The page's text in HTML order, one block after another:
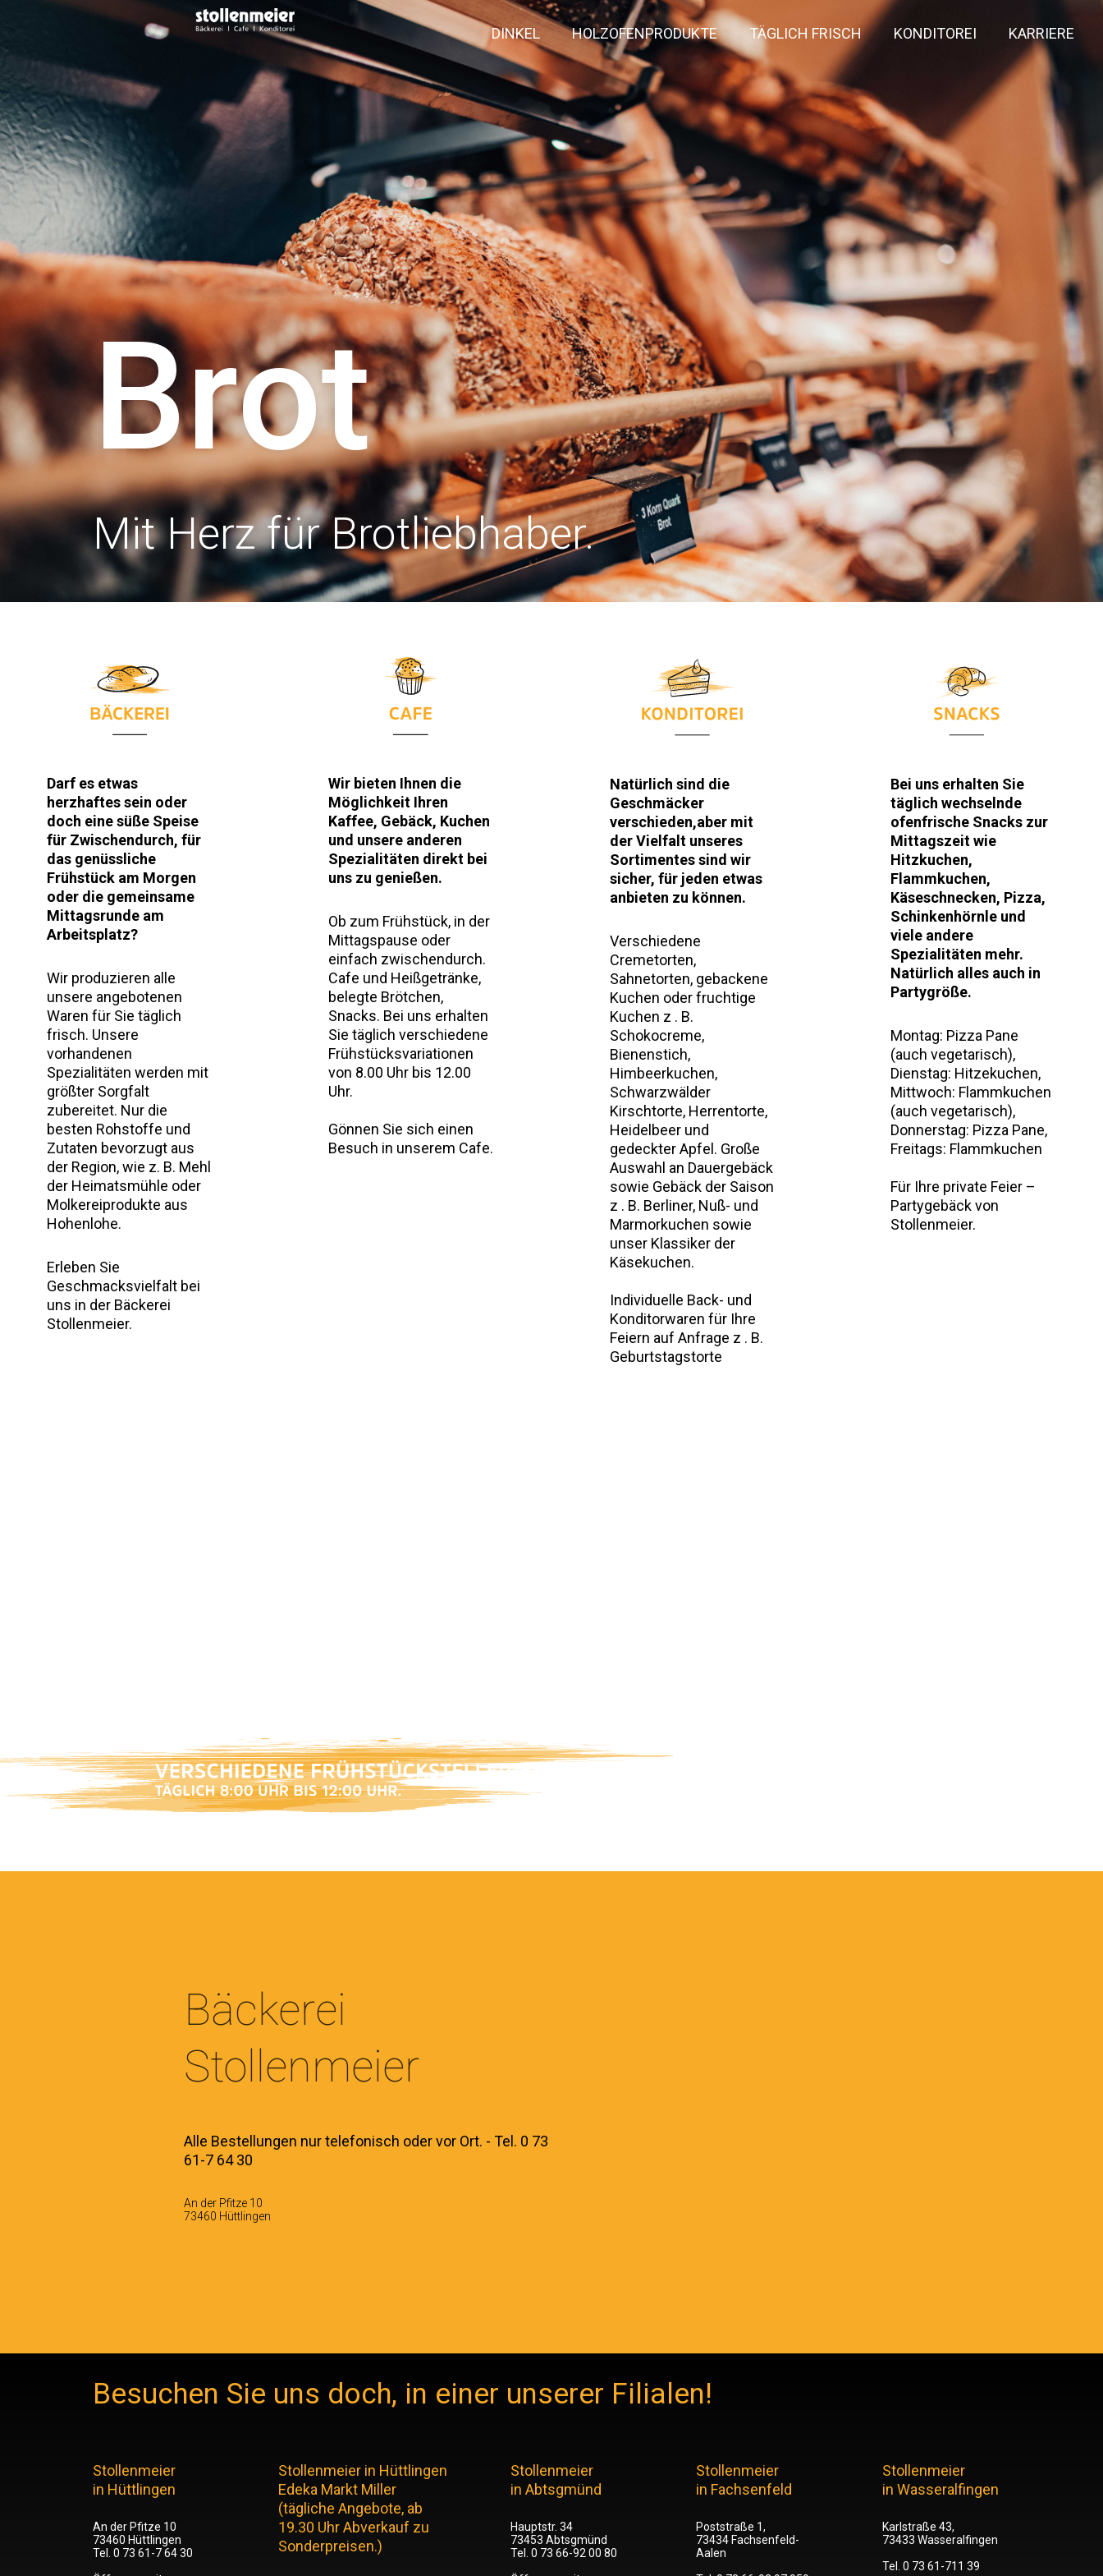
DINKEL HOLZOFENPRODUKTE TÄGLICH FRISCH KONDITOREI KARRIERE
Brot
Mit Herz für Brotliebhaber.
Darf es etwas
herzhaftes sein oder
doch eine süße Speise
für Zwischendurch, für
das genüssliche
Frühstück am Morgen
oder die gemeinsame
Mittagsrunde am
Arbeitsplatz?
Wir produzieren alle
unsere angebotenen
Waren für Sie täglich
frisch. Unsere
vorhandenen
Spezialitäten werden mit
größter Sorgfalt
zubereitet. Nur die
besten Rohstoffe und
Zutaten bevorzugt aus
der Region, wie z. B. Mehl
der Heimatsmühle oder
Molkereiprodukte aus
Hohenlohe.
Erleben Sie
Geschmacksvielfalt bei
uns in der Bäckerei
Stollenmeier.
Wir bieten Ihnen die
Möglichkeit Ihren
Kaffee, Gebäck, Kuchen
und unsere anderen
Spezialitäten direkt bei
uns zu genießen.
Ob zum Frühstück, in der
Mittagspause oder
einfach zwischendurch.
Cafe und Heißgetränke,
belegte Brötchen,
Snacks. Bei uns erhalten
Sie täglich verschiedene
Frühstücksvariationen
von 8.00 Uhr bis 12.00
Uhr.
Gönnen Sie sich einen
Besuch in unserem Cafe.
Natürlich sind die
Geschmäcker
verschieden,aber mit
der Vielfalt unseres
Sortimentes sind wir
sicher, für jeden etwas
anbieten zu können.
Verschiedene
Cremetorten,
Sahnetorten, gebackene
Kuchen oder fruchtige
Kuchen z . B.
Schokocreme,
Bienenstich,
Himbeerkuchen,
Schwarzwälder
Kirschtorte, Herrentorte,
Heidelbeer und
gedeckter Apfel. Große
Auswahl an Dauergebäck
sowie Gebäck der Saison
z . B. Berliner, Nuß- und
Marmorkuchen sowie
unser Klassiker der
Käsekuchen.
Individuelle Back- und
Konditorwaren für Ihre
Feiern auf Anfrage z . B.
Geburtstagstorte
Bei uns erhalten Sie
täglich wechselnde
ofenfrische Snacks zur
Mittagszeit wie
Hitzkuchen,
Flammkuchen,
Käseschnecken, Pizza,
Schinkenhörnle und
viele andere
Spezialitäten mehr.
Natürlich alles auch in
Partygröße.
Montag: Pizza Pane
(auch vegetarisch),
Dienstag: Hitzekuchen,
Mittwoch: Flammkuchen
(auch vegetarisch),
Donnerstag: Pizza Pane,
Freitags: Flammkuchen
Für Ihre private Feier –
Partygebäck von
Stollenmeier.
Bäckerei
Stollenmeier
Alle Bestellungen nur telefonisch oder vor Ort. - Tel. 0 73
61-7 64 30
An der Pfitze 10
73460 Hüttlingen
Besuchen Sie uns doch, in einer unserer Filialen!
Stollenmeier
in Hüttlingen
An der Pfitze 10
73460 Hüttlingen
Tel. 0 73 61-7 64 30
Stollenmeier in Hüttlingen
Edeka Markt Miller
(tägliche Angebote, ab
19.30 Uhr Abverkauf zu
Sonderpreisen.)
Stollenmeier
in Abtsgmünd
Hauptstr. 34
73453 Abtsgmünd
Tel. 0 73 66-92 00 80
Stollenmeier
in Fachsenfeld
Poststraße 1,
73434 Fachsenfeld-
Aalen
Stollenmeier
in Wasseralfingen
Karlstraße 43,
73433 Wasseralfingen
Tel. 0 73 61-711 39